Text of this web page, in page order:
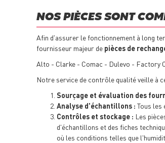
NOS PIÈCES SONT
Afin d'assurer le fonctionnement à long
fournisseur majeur de pièces de
Alto - Clarke - Comac - Dulevo - Factory
Notre service de contrôle qualité veille à
Sourçage et évaluation des
Analyse d'échantillons : Tous les
Contrôles et stockage : Les
d'échantillons et des fiches
où les conditions telles que